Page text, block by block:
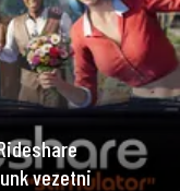
vezetni